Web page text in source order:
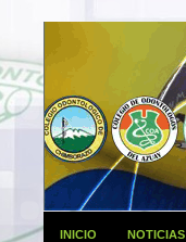
INICIO NOTICIAS